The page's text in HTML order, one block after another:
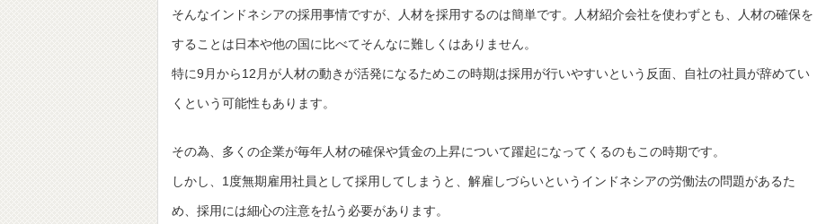
そんなインドネシアの採用事情ですが、人材を採用するのは簡単です。人材紹介会社を使わずとも、人材の確保を
することは日本や他の国に比べてそんなに難しくはありません。
特に9月から12月が人材の動きが活発になるためこの時期は採用が行いやすいという反面、自社の社員が辞めてい
くという可能性もあります。
その為、多くの企業が毎年人材の確保や賃金の上昇について躍起になってくるのもこの時期です。
しかし、1度無期雇用社員として採用してしまうと、解雇しづらいというインドネシアの労働法の問題があるた
め、採用には細心の注意を払う必要があります。